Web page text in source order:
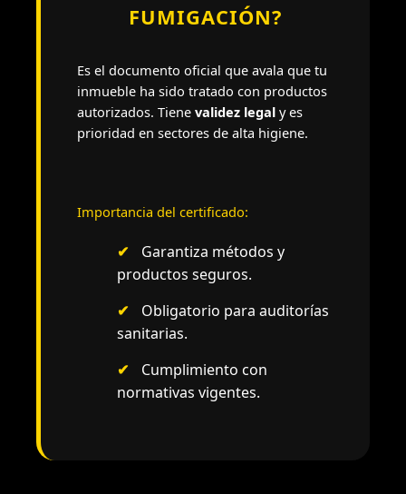
FUMIGACIÓN?
Es el documento oficial que avala que tu
inmueble ha sido tratado con productos
autorizados. Tiene validez legal y es
prioridad en sectores de alta higiene.
Importancia del certificado:
✔
Garantiza métodos y
productos seguros.
✔
Obligatorio para auditorías
sanitarias.
✔
Cumplimiento con
normativas vigentes.